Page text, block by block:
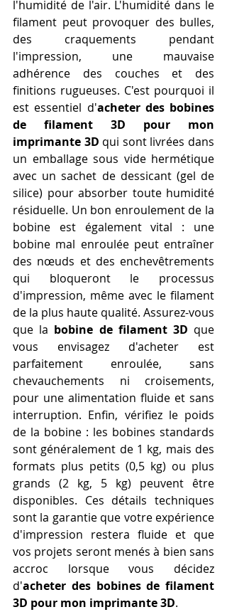
l'humidité de l'air. L'humidité dans le
filament peut provoquer des bulles,
des craquements pendant
l'impression, une mauvaise
adhérence des couches et des
finitions rugueuses. C'est pourquoi il
est essentiel d'acheter des bobines
de filament 3D pour mon
imprimante 3D qui sont livrées dans
un emballage sous vide hermétique
avec un sachet de dessicant (gel de
silice) pour absorber toute humidité
résiduelle. Un bon enroulement de la
bobine est également vital : une
bobine mal enroulée peut entraîner
des nœuds et des enchevêtrements
qui bloqueront le processus
d'impression, même avec le filament
de la plus haute qualité. Assurez-vous
que la bobine de filament 3D que
vous envisagez d'acheter est
parfaitement enroulée, sans
chevauchements ni croisements,
pour une alimentation fluide et sans
interruption. Enfin, vérifiez le poids
de la bobine : les bobines standards
sont généralement de 1 kg, mais des
formats plus petits (0,5 kg) ou plus
grands (2 kg, 5 kg) peuvent être
disponibles. Ces détails techniques
sont la garantie que votre expérience
d'impression restera fluide et que
vos projets seront menés à bien sans
accroc lorsque vous décidez
d'acheter des bobines de filament
3D pour mon imprimante 3D.